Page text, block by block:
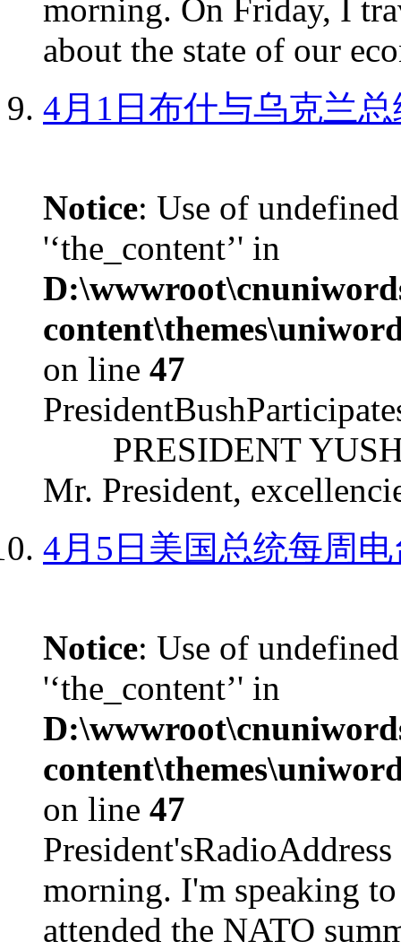
morning. On Friday, I
about the state of our
4月1日布什与乌克兰
Notice: Use of
'‘the_content’' in
on line 47
PRESIDENT
Mr. President,
4月5日美国总统每周
Notice: Use of
'‘the_content’' in
on line 47
morning. I'm speaking
attended the NATO